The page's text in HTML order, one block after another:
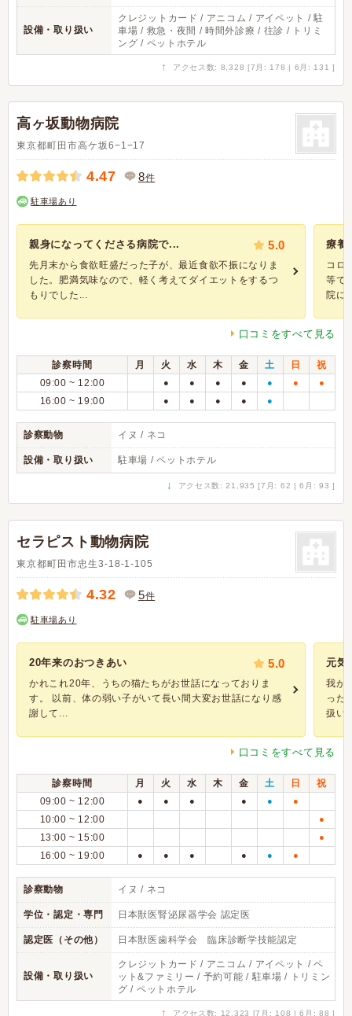
設備・取り扱い
クレジットカード / アニコム / アイペット / 駐
車場 / 救急・夜間 / 時間外診療 / 往診 / トリミ
ング / ペットホテル
↑ アクセス数: 8,328 [7月: 178 | 6月: 131 ]
高ヶ坂動物病院
東京都町田市高ケ坂6−1−17
4.47 8件
駐車場あり
親身になってくださる病院で... 5.0
先月末から食欲旺盛だった子が、最近食欲不振になりま
した。肥満気味なので、軽く考えてダイエットをするつ
もりでした...
療養
コロ
等で
院に
口コミをすべて見る
診察時間 月 火 水 木 金 土 日
祝
09:00 ~ 12:00
● ● ● ● ● ● ●
16:00 ~ 19:00 ● ● ● ● ●
診察動物 イヌ / ネコ
設備・取り扱い 駐車場 / ペットホテル
↓ アクセス数: 21,935 [7月: 62 | 6月: 93 ]
セラピスト動物病院
東京都町田市忠生3-18-1-105
4.32 5件
駐車場あり
20年来のおつきあい 5.0
かれこれ20年、うちの猫たちがお世話になっておりま
す。 以前、体の弱い子がいて長い間大変お世話になり感
謝して...
元気
我が
った
扱い
口コミをすべて見る
診察時間 月 火 水 木 金 土 日
祝
09:00 ~ 12:00
● ● ● ● ● ●
10:00 ~ 12:00 ●
13:00 ~ 15:00 ●
16:00 ~ 19:00 ● ● ● ● ● ●
診察動物 イヌ / ネコ
学位・認定・専門 日本獣医腎泌尿器学会 認定医
認定医（その他） 日本獣医歯科学会 臨床診断学技能認定
設備・取り扱い
クレジットカード / アニコム / アイペット / ペ
ット&ファミリー / 予約可能 / 駐車場 / トリミン
グ / ペットホテル
↑ アクセス数: 12,323 [7月: 108 | 6月: 88 ]